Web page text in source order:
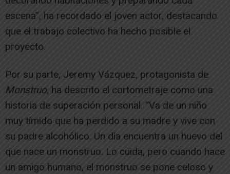
escena”, ha recordado el joven actor, destacando
que el trabajo colectivo ha hecho posible el
proyecto.
Por su parte, Jeremy Vázquez, protagonista de
Monstruo, ha descrito el cortometraje como una
historia de superación personal. “Va de un niño
muy tímido que ha perdido a su madre y vive con
su padre alcohólico. Un día encuentra un huevo del
que nace un monstruo. Lo cuida, pero cuando hace
un amigo humano, el monstruo se pone celoso y